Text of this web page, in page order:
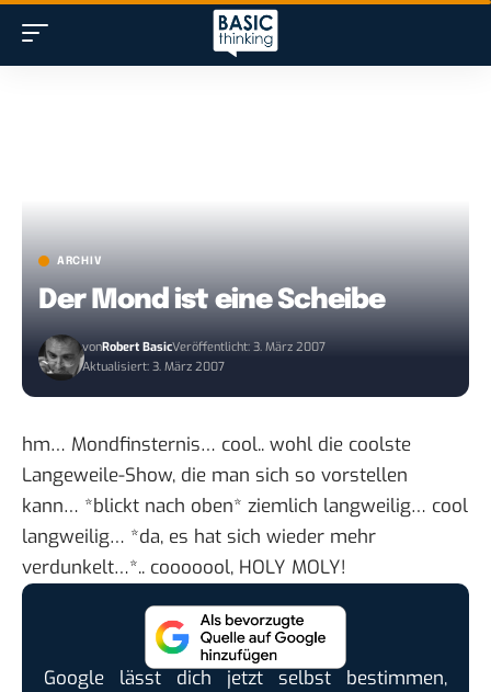
ARCHIV
Der Mond ist eine Scheibe
vonRobert BasicVeröffentlicht: 3. März 2007
Aktualisiert: 3. März 2007
hm… Mondfinsternis… cool.. wohl die coolste
Langeweile-Show, die man sich so vorstellen
kann… *blickt nach oben* ziemlich langweilig… cool
langweilig… *da, es hat sich wieder mehr
verdunkelt…*.. cooooool, HOLY MOLY!
Google lässt dich jetzt selbst bestimmen,